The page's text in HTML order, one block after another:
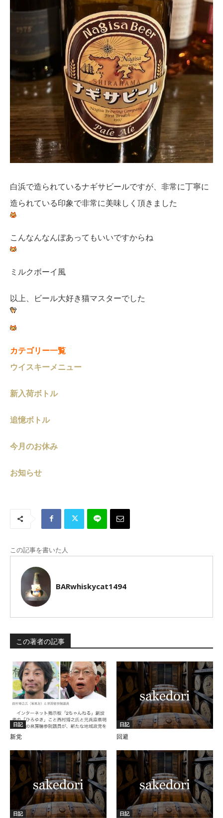
白浜で造られているナギサビールですが、非常に丁寧に
造られている印象で非常に美味しく頂きました
こんなんなんぼあってもいいですからね
ミルクボーイ風
以上、ビール大好き猫マスターでした
カテゴリー一覧
ウイスキーメニュー
新入荷ボトル
追憶ボトル
今月のお休み
お知らせ
この記事を書いた人
BARwhiskycat1494
この著者の記事
日記
新党
日記
回避
日記
日記